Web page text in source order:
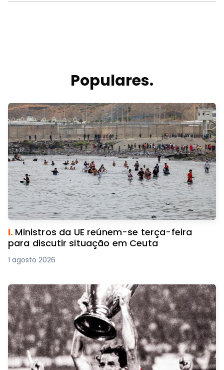
Populares.
I. Ministros da UE reúnem-se terça-feira
para discutir situação em Ceuta
1 agosto 2026